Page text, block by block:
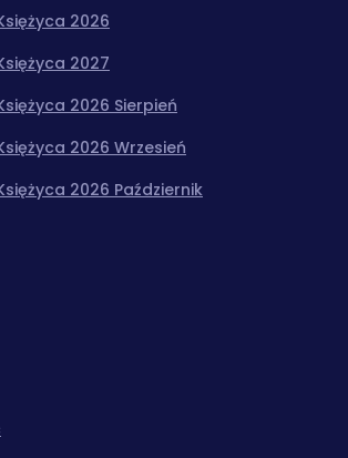
2026
2027
2026 Sierpień
2026 Wrzesień
2026 Październik